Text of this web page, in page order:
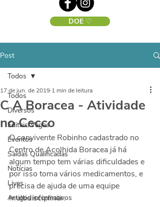
DOE ♡
Post
Todos
Diversos
Editais/Vagas
Eventos
Saídas Qualificadas
Notícias
Lives
Artigos informativos
Todos
C A Boracea - Atividade
no Cecco
17 de jun. de 2019 1 min de leitura
O convivente Robinho cadastrado no
Centro de Acolhida Boracea já há
algum tempo tem várias dificuldades e
por isso toma vários medicamentos, e
precisa de ajuda de uma equipe
multidisciplinar.